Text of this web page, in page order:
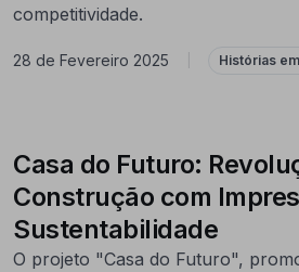
competitividade.
28 de Fevereiro 2025 Histórias
Casa do Futuro:
Construção com
Sustentabilidade
O projeto "Casa do Futuro",